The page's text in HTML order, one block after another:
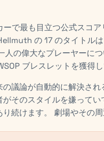
ーで最も目立つ公式スコ
の 17 のタイトル
の偉大なプレーヤーに
ブレスレットを獲得し
議論が自動的に解決さ
そのスタイルを嫌って
続けます。 劇場やその周